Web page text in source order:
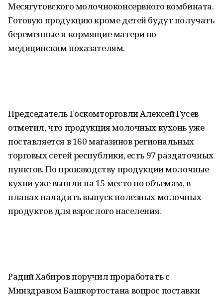
Месягутовского молочноконсервного комбината.
Готовую продукцию кроме детей будут получать
беременные и кормящие матери по
медицинским показателям.
Председатель Госкомторговли Алексей Гусев
отметил, что продукция молочных кухонь уже
поставляется в 160 магазинов региональных
торговых сетей республики, есть 97 раздаточных
пунктов. По производству продукции молочные
кухни уже вышли на 15 место по объемам, в
планах наладить выпуск полезных молочных
продуктов для взрослого населения.
Радий Хабиров поручил проработать с
Минздравом Башкортостана вопрос поставки